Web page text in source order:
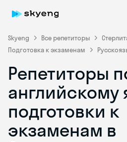
Skyeng Все репетиторы
Подготовка к экзаменам
Репетиторы
английскому
подготовки к
экзаменам в
Skyeng Chat